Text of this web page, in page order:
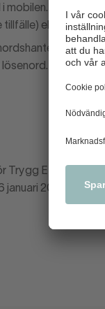
mobilen. Vare sig
tillfälle) eller som
Så
Du
Trygg E-handel
2024